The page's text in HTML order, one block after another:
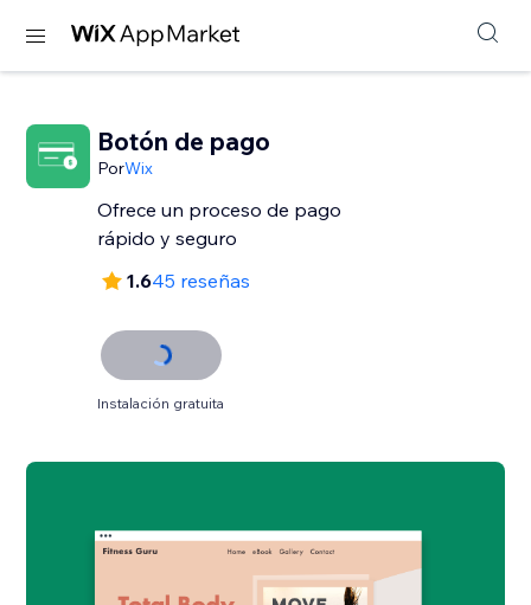
Botón de pago
PorWix
Ofrece un proceso de pago
rápido y seguro
1.645 reseñas
Instalación gratuita